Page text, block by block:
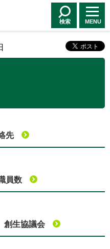
検索 MENU
先
員数
創生協議会